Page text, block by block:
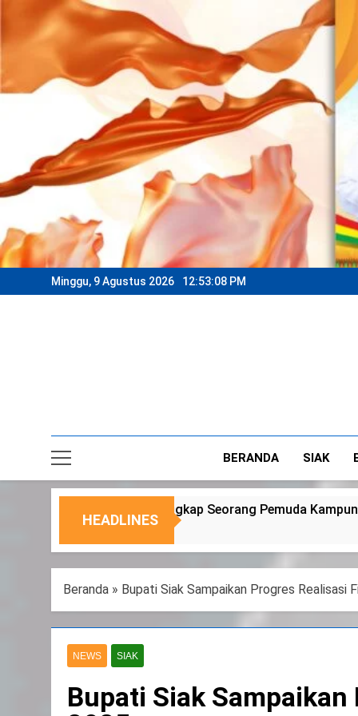
content
Minggu, 9 Agustus 2026 12:53:11 PM
BERANDA SIAK
HEADLINES
Kampung Temusai Dukung
Beranda » Bupati Siak Sampaikan Progres Realisasi
NEWS SIAK
Bupati Siak